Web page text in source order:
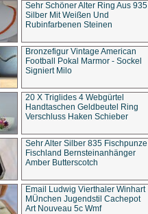
Sehr Schöner Alter Ring Aus 935
Silber Mit Weißen Und
Rubinfarbenen Steinen
Bronzefigur Vintage American
Football Pokal Marmor - Sockel
Signiert Milo
20 X Triglides 4 Webgürtel
Handtaschen Geldbeutel Ring
Verschluss Haken Schieber
Sehr Alter Silber 835 Fischpunze
Fischland Bernsteinanhänger
Amber Butterscotch
Email Ludwig Vierthaler Winhart
MÜnchen Jugendstil Cachepot
Art Nouveau 5c Wmf